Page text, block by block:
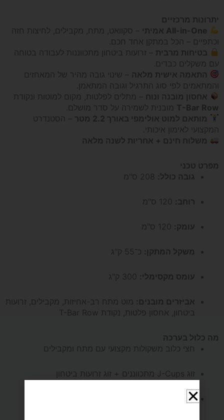
ומקבילים
*כולל
הובלה
והרכבה*
יתרונות מרכזיים
All-in-One אמיתי
– סקוואט, מתח, מקבילים, לחיצות חזה
וכתפיים – הכל במתקן אחד חכם.
בטיחות מרבית – זרועות ביטחון מתכווננות לעבודה בטוחה
עם משקלים כבדים.
התאמה אישית מלאה
– שינוי גובה מהיר של המאחזים
והמתאמים לפי סוג התרגיל וגובה המתאמן.
אחסון מובנה ונוח
– מתלים לפלטות, מקום למוטות ונקודת
T-Bar Row מובנית לשמירה על סדר מושלם.
מותאם למוט אולימפי באורך 2.2 מטר
– הסטנדרט
המקצועי לאימון איכותי.
משלוח חינם + אחריות לשנה מלאה
מפרט טכני
גובה כולל:
רוחב:
עומק:
משקל המתקן: כ־55 ק"ג
עומס מקסימלי:
אביזרים מובנים: מוט מתח רב-אחיזות, מקבילים, זרועות
ביטחון, אחסון פלטות, נקודת T-Bar Row
מה כלול בערכה
חצי כלוב משקולות מקצועי עם מתח ומקבילים
זוג J-Cups מתכווננים + זוג זרועות ביטחון
מתלים לפלטות + אחסון למוטות